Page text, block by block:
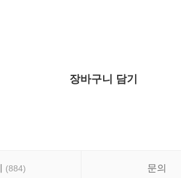
장바구니 담기
(884) 문의